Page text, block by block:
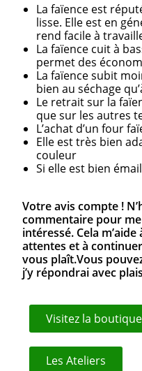
La faïence est
lisse. Elle est en
rend facile à
La faïence cuit à
permet des
La faïence subit
bien au séchage
Le retrait sur la
que sur les autres
L’achat d’un four
Elle est très bien
couleur
Si elle est bien
Votre avis compte !
commentaire pour
intéressé. Cela
attentes et à
vous plaît.Vous
j’y répondrai avec
Visitez la boutique
Les Ateliers